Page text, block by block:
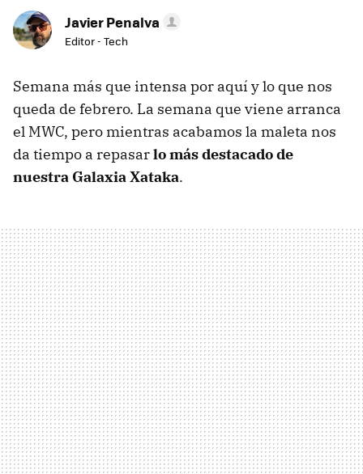
Javier Penalva
Editor - Tech
Semana más que intensa por aquí y lo que nos
queda de febrero. La semana que viene arranca
el MWC, pero mientras acabamos la maleta nos
da tiempo a repasarlo más destacado de
nuestra Galaxia Xataka.